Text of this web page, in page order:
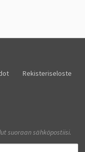
Rekisteriseloste
suoraan sähköpostiisi.